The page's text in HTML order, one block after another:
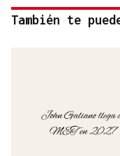
También te